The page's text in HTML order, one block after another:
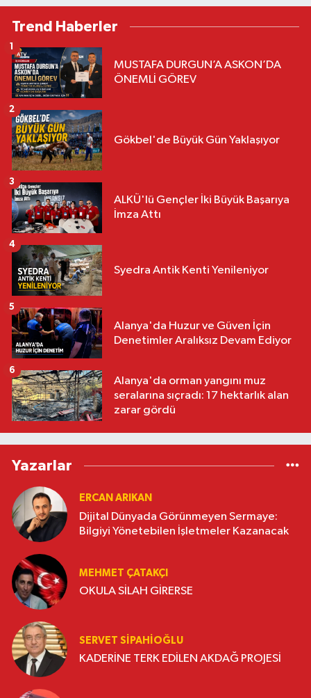
Trend Haberler
MUSTAFA DURGUN’A ASKON’DA
ÖNEMLİ GÖREV
1
Gökbel'de Büyük Gün Yaklaşıyor
2
ALKÜ'lü Gençler İki Büyük Başarıya
İmza Attı
3
Syedra Antik Kenti Yenileniyor
4
Alanya'da Huzur ve Güven İçin
Denetimler Aralıksız Devam Ediyor
5
Alanya'da orman yangını muz
seralarına sıçradı: 17 hektarlık alan
zarar gördü
6
Yazarlar
ERCAN ARIKAN
Dijital Dünyada Görünmeyen Sermaye:
Bilgiyi Yönetebilen İşletmeler Kazanacak
MEHMET ÇATAKÇI
OKULA SİLAH GİRERSE
SERVET SİPAHİOĞLU
KADERİNE TERK EDİLEN AKDAĞ PROJESİ